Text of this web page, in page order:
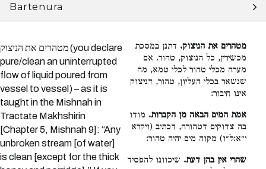
Bartenura
מטהרים את הניצוק (you declare
pure/clean an uninterrupted
flow of liquid poured from
vessel to vessel) – as it is
taught in the Mishnah in
Tractate Makhshirin
[Chapter 5, Mishnah 9]: “Any
unbroken stream [of water]
is clean [except for the thick
מטהרים את הניצוק. דתנן במסכת
מכשירין, כל הניצוק, טהור. אם
מערה מכלי טהור לכלי טמא, מה
שנשאר בכלי העליון, טהור, דניצוק
אינו חיבור:
אמת המים הבאה מן הקברות. מודו
בה צדוקים דטהורה, דכתיב (ויקרא
י״א:ל״ו) מקוה מים יהיה טהור:
שהרי אין בהן דעת. שיכוונו להפסיד